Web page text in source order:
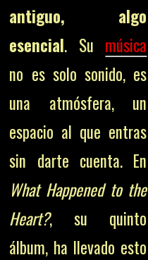
antiguo, algo
esencial. Su música
no es solo sonido, es
una atmósfera, un
espacio al que entras
sin darte cuenta. En
What Happened to the
Heart?, su quinto
álbum, ha llevado esto